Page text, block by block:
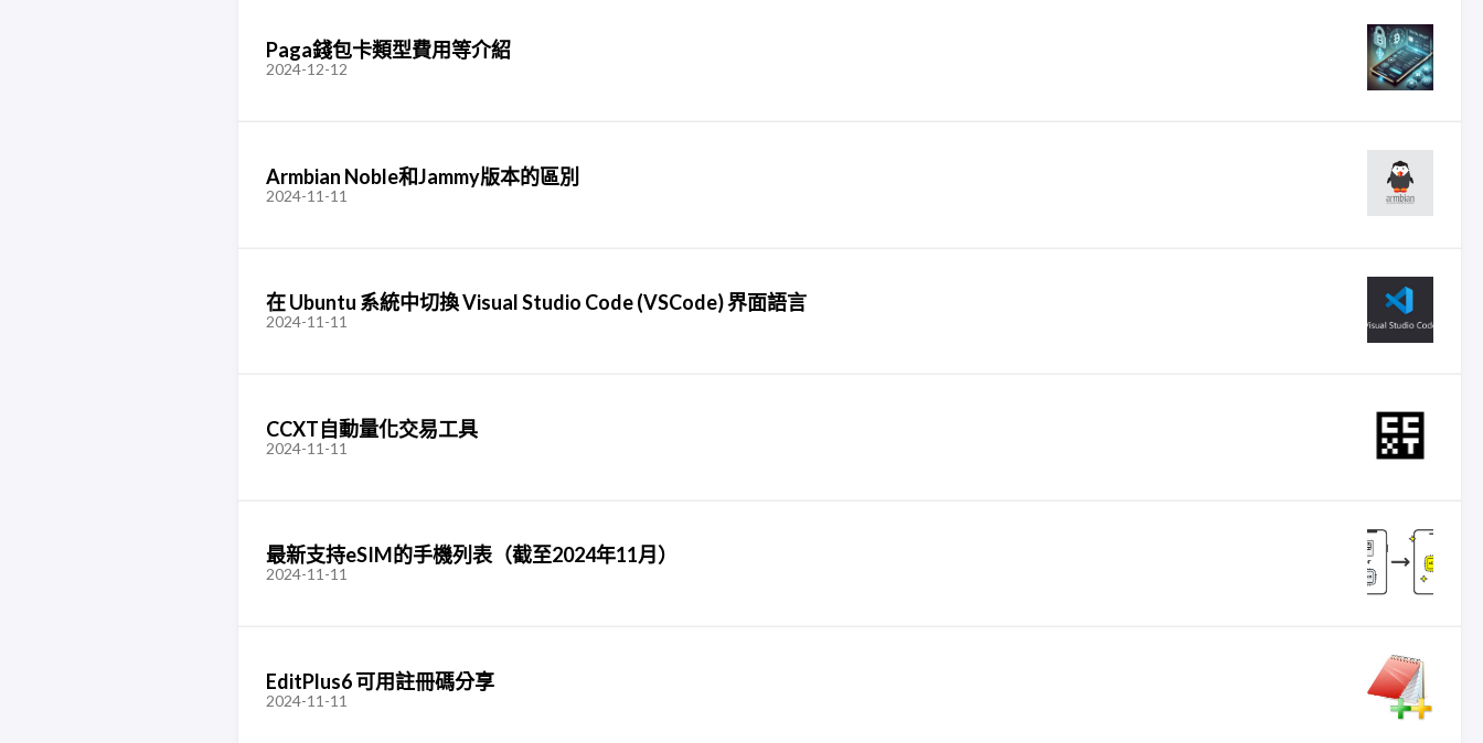
Paga錢包卡類型費用等介紹
2024-12-12
Armbian Noble和Jammy版本的區別
2024-11-11
在 Ubuntu 系統中切換 Visual Studio Code (VSCode) 界面語言
2024-11-11
CCXT自動量化交易工具
2024-11-11
最新支持eSIM的手機列表（截至2024年11月）
2024-11-11
EditPlus6 可用註冊碼分享
2024-11-11